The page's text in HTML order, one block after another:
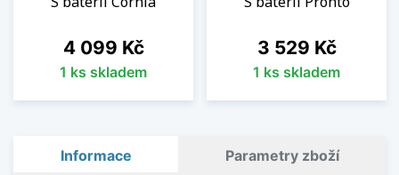
Cena
4 099 Kč
1 ks skladem
Cena
3 529 Kč
1 ks skladem
Informace Parametry zboží